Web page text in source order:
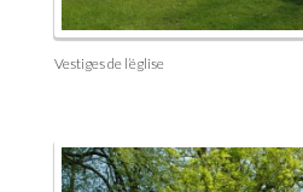
Vestiges de l’église